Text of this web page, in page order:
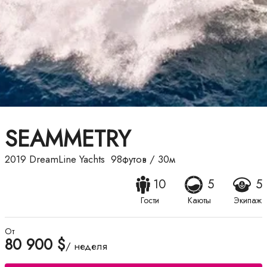
SEAMMETRY
2019 DreamLine Yachts 98футов / 30м
10
Гости
5
Каюты
5
Экипаж
От
80 900 $/ неделя